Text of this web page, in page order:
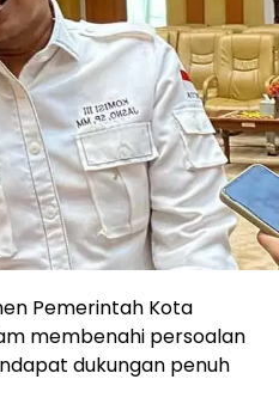
Pemerintah Kota
membenahi persoalan
dukungan penuh